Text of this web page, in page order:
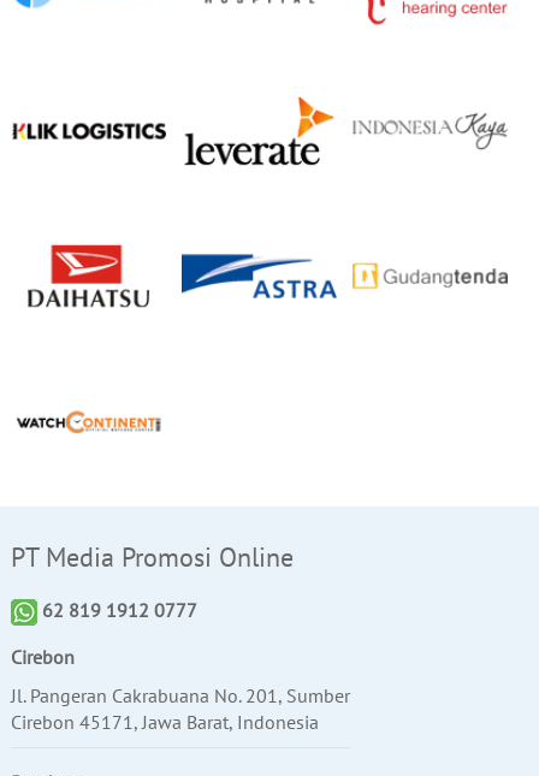
PT Media Promosi Online
62 819 1912 0777
Cirebon
Jl. Pangeran Cakrabuana No. 201, Sumber
Cirebon 45171, Jawa Barat, Indonesia